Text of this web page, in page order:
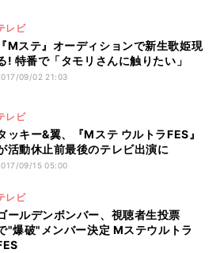
レビ
『Mステ』オーディションで新生歌姫現
! 特番で「タモリさんに触りたい」
09/02 21:03
レビ
ッキー&翼、『Mステ ウルトラFES』
活動休止前最後のテレビ出演に
09/15 05:00
レビ
ールデンボンバー、視聴者生投票
"爆破"メンバー決定 Mステウルトラ